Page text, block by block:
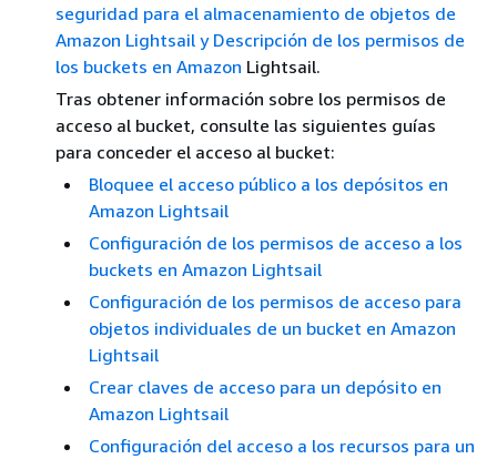
seguridad para el almacenamiento de objetos de
Amazon Lightsail y Descripción de los permisos de
los buckets en Amazon Lightsail.
Tras obtener información sobre los permisos de
acceso al bucket, consulte las siguientes guías
para conceder el acceso al bucket:
Bloquee el acceso público a los depósitos en
Amazon Lightsail
Configuración de los permisos de acceso a los
buckets en Amazon Lightsail
Configuración de los permisos de acceso para
objetos individuales de un bucket en Amazon
Lightsail
Crear claves de acceso para un depósito en
Amazon Lightsail
Configuración del acceso a los recursos para un